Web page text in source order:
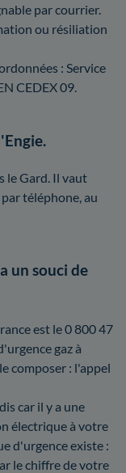
par courrier.
ou résiliation
: Service
CEDEX 09.
le Gard. Il vaut
téléphone, au
un souci de
est le 0 800 47
gaz à
composer : l'appel
car il y a une
électrique à votre
d'urgence existe :
le chiffre de votre